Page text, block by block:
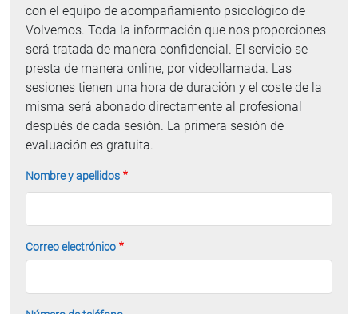
con el equipo de acompañamiento psicológico de
Volvemos. Toda la información que nos proporciones
será tratada de manera confidencial. El servicio se
presta de manera online, por videollamada. Las
sesiones tienen una hora de duración y el coste de la
misma será abonado directamente al profesional
después de cada sesión. La primera sesión de
evaluación es gratuita.
Nombre y apellidos
Correo electrónico